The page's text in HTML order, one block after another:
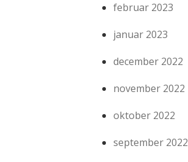
februar 2023
januar 2023
december 2022
november 2022
oktober 2022
september 2022